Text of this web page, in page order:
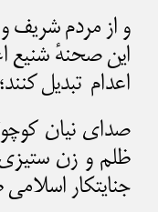
و از مردم شریف
این صحنهٔ شنیع
اعدام تبدیل کنند؛
صدای نیان
ظلم و زن
جنایتکار اسلامی